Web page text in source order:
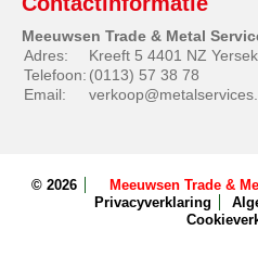
Meeuwsen Trade & Metal
Adres:
Kreeft 5 4401 NZ
Telefoon: (0113) 57 38 78
Email:
© 2026 Meeuwsen Trade &
Privacyverklaring